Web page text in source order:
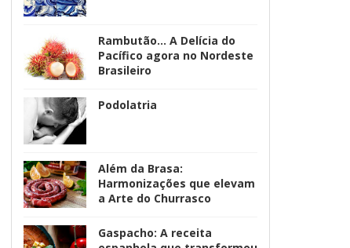
Rambutão... A Delícia do
Pacífico agora no Nordeste
Brasileiro
Podolatria
Além da Brasa:
Harmonizações que elevam
a Arte do Churrasco
Gaspacho: A receita